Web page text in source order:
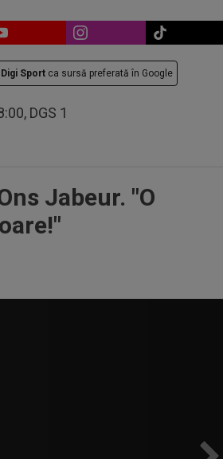
Digi Sport ca sursă preferată în Google
DGS 1
Jabeur. "O